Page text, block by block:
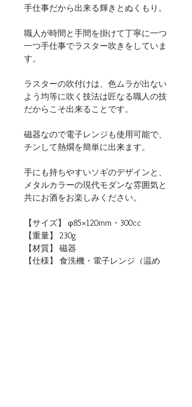
手仕事だから出来る輝きとぬくもり。
職人が時間と手間を掛けて丁寧に一つ
一つ手仕事でラスター吹きをしていま
す。
ラスターの吹付けは、色ムラが出ない
よう均等に吹く技法は匠なる職人の技
だからこそ出来ることです。
磁器なので電子レンジも使用可能で、
チンして熱燗を簡単に出来ます。
手にも持ちやすいソギのデザインと、
メタルカラーの現代モダンな雰囲気と
共にお酒をお楽しみください。
【サイズ】 φ85×120mm・300cc
【重量】 230g
【材質】 磁器
【仕様】 食洗機・電子レンジ（温め